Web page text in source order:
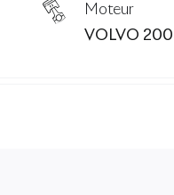
Moteur
VOLVO